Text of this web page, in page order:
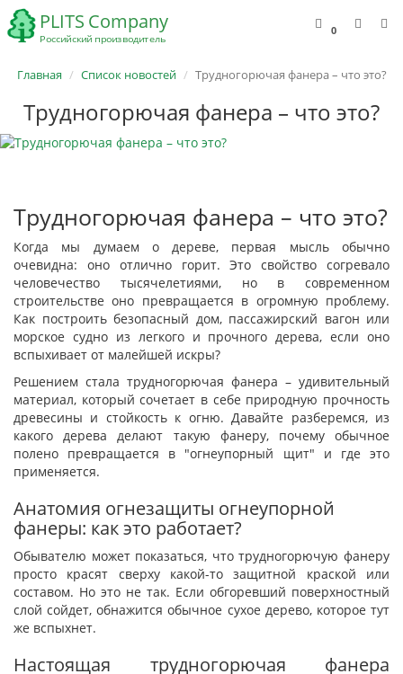
0
Главная Список новостей Трудногорючая фанера – что это?
Трудногорючая фанера – что это?
Трудногорючая фанера – что это?
Когда мы думаем о дереве, первая мысль обычно
очевидна: оно отлично горит. Это свойство согревало
человечество тысячелетиями, но в современном
строительстве оно превращается в огромную проблему.
Как построить безопасный дом, пассажирский вагон или
морское судно из легкого и прочного дерева, если оно
вспыхивает от малейшей искры?
Решением стала трудногорючая фанера – удивительный
материал, который сочетает в себе природную прочность
древесины и стойкость к огню. Давайте разберемся, из
какого дерева делают такую фанеру, почему обычное
полено превращается в "огнеупорный щит" и где это
применяется.
Анатомия огнезащиты огнеупорной
фанеры: как это работает?
Обывателю может показаться, что трудногорючую фанеру
просто красят сверху какой-то защитной краской или
составом. Но это не так. Если обгоревший поверхностный
слой сойдет, обнажится обычное сухое дерево, которое тут
же вспыхнет.
Настоящая трудногорючая фанера